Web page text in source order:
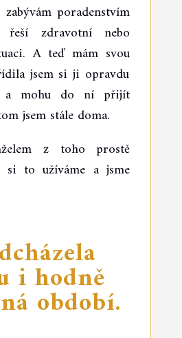
poradenstvím
zdravotní nebo
A teď mám svou
jsem si ji opravdu
a mohu do ní přijít
jsem stále doma.
z toho prostě
si to užíváme a jsme
i hodně
období.